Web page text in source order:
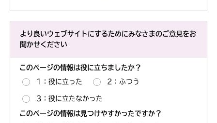
より良いウェブサイトにするためにみなさまのご意見をお
聞かせください
このページの情報は役に立ちましたか？
1：役に立った 2：ふつう
3：役に立たなかった
このページの情報は見つけやすかったですか？